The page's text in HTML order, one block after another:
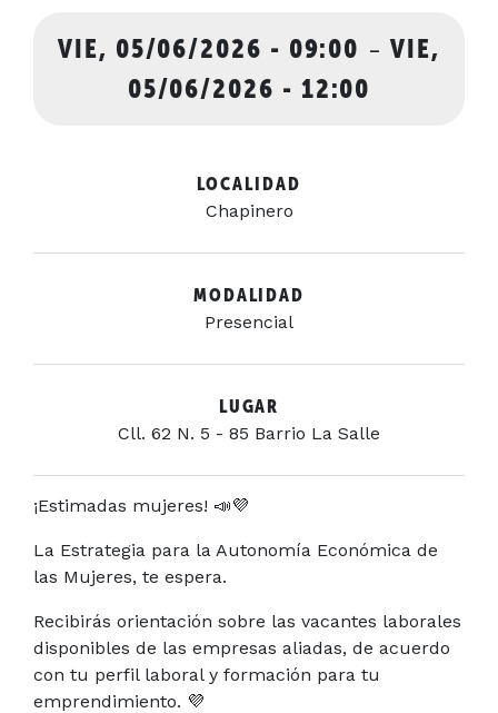
VIE, 05/06/2026 - 09:00 -VIE,
05/06/2026 - 12:00
LOCALIDAD
Chapinero
MODALIDAD
Presencial
LUGAR
Cll. 62 N. 5 - 85 Barrio La Salle
¡Estimadas mujeres! 📣💜
La Estrategia para la Autonomía Económica de
las Mujeres, te espera.
Recibirás orientación sobre las vacantes laborales
disponibles de las empresas aliadas, de acuerdo
con tu perfil laboral y formación para tu
emprendimiento. 💜